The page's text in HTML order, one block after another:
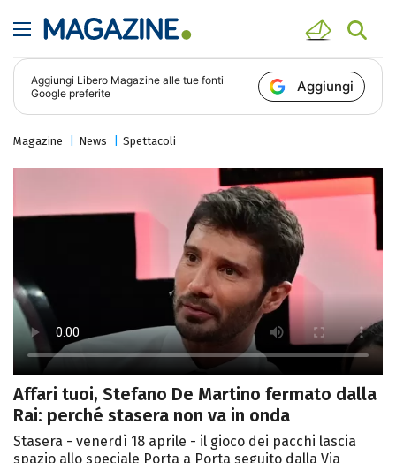
Aggiungi Libero Magazine alle tue fonti
Google preferite
Aggiungi
Magazine News Spettacoli
Affari tuoi, Stefano De Martino fermato dalla
Rai: perché stasera non va in onda
Stasera - venerdì 18 aprile - il gioco dei pacchi lascia
spazio allo speciale Porta a Porta seguito dalla Via